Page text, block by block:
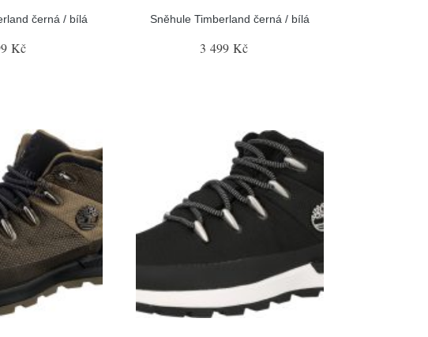
černá / bílá
Kč
Sněhule Timberland černá / bílá
3 499 Kč